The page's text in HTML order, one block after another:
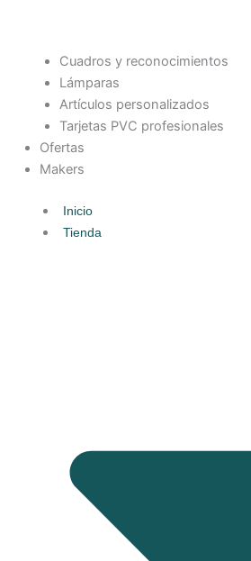
Cuadros y reconocimientos
Lámparas
Artículos personalizados
Tarjetas PVC profesionales
Ofertas
Makers
Inicio
Tienda